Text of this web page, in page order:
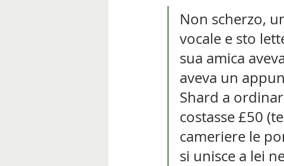
Non scherzo,
vocale e sto
sua amica
aveva un
Shard a
costasse £50
cameriere le
si unisce a lei